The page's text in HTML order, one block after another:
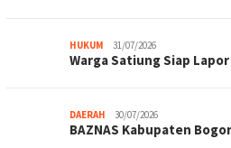
HUKUM 31/07/2026
Warga Satiung Siap
DAERAH 30/07/2026
BAZNAS Kabupaten